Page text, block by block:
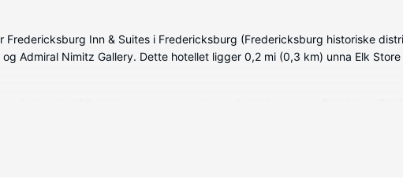
Fredericksburg Inn & Suites i Fredericksburg (Fredericksburg historiske
og Admiral Nimitz Gallery. Dette hotellet ligger 0,2 mi (0,3 km) unna Elk
fi (inkludert) på rommet, og underholdningen er sikret med parabol-TV.